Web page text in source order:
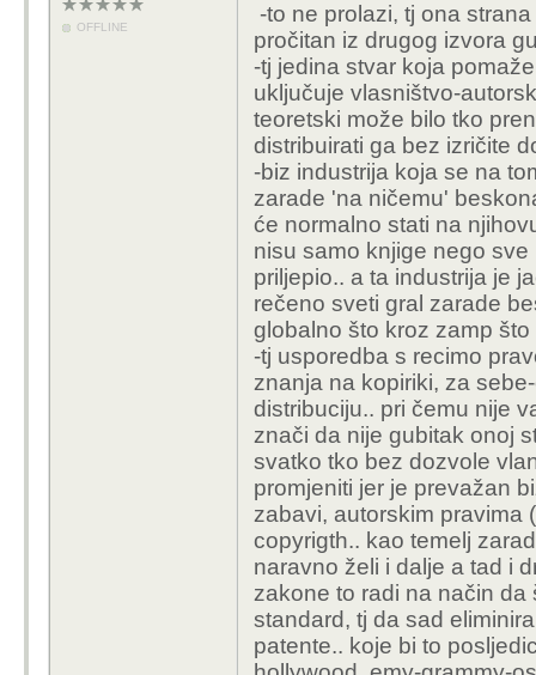
OFFLINE
-to ne prolazi, tj ona
pročitan iz drugog izvora
-tj jedina stvar koja
uključuje vlasništvo-
teoretski može bilo tko
distribuirati ga bez izričite
-biz industrija koja se na
zarade 'na ničemu'
će normalno stati na
nisu samo knjige nego
priljepio.. a ta industrija je
rečeno sveti gral zarade
globalno što kroz zamp
-tj usporedba s recimo
znanja na kopiriki, za
distribuciju.. pri čemu nije
znači da nije gubitak onoj
svatko tko bez dozvole
promjeniti jer je prevažan
zabavi, autorskim pravima
copyrigth.. kao temelj
naravno želi i dalje a tad i
zakone to radi na način
standard, tj da sad
patente.. koje bi to